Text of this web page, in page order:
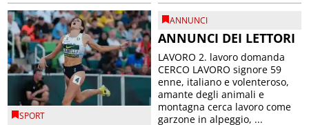
SPORT
ANNUNCI
ANNUNCI DEI LETTORI
LAVORO 2. lavoro domanda
CERCO LAVORO signore 59
enne, italiano e volenteroso,
amante degli animali e
montagna cerca lavoro come
garzone in alpeggio, ...